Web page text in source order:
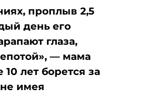
проплыв 2,5
день его
глаза,
— мама
лет борется за
имея